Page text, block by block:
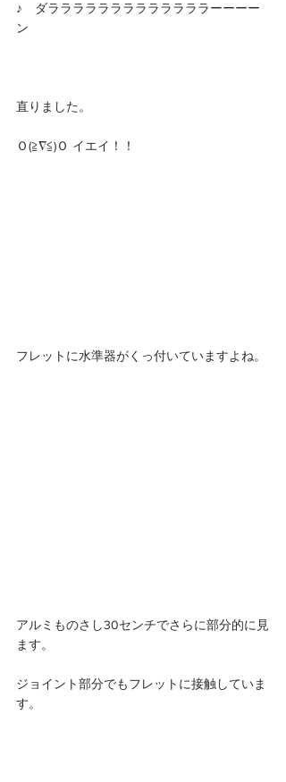
♪　ダラララララララララララララーーーー
ン
直りました。
Ｏ(≧∇≦)Ｏ イエイ！！
フレットに水準器がくっ付いていますよね。
アルミものさし30センチでさらに部分的に見
ます。
ジョイント部分でもフレットに接触していま
す。